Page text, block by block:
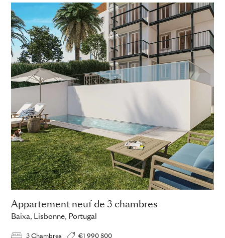
Appartement neuf de 3 chambres
Baixa, Lisbonne, Portugal
3 Chambres €1 990 800